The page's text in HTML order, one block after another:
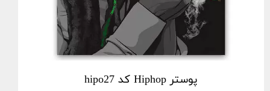
پوستر Hiphop کد hipo27